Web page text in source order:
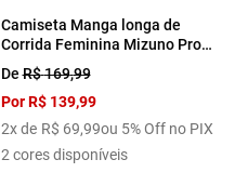
Camiseta Manga longa de
Corrida Feminina Mizuno Pro
DeR$169,99
PorR$ 139,99
2x de R$ 69,99ou 5% Off no PIX
2 cores disponíveis